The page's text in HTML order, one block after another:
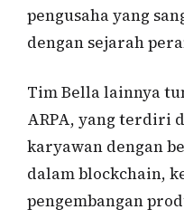
pengusaha yang
dengan sejarah
Tim Bella lainnya
ARPA, yang terdiri
karyawan dengan
dalam blockchain,
pengembangan